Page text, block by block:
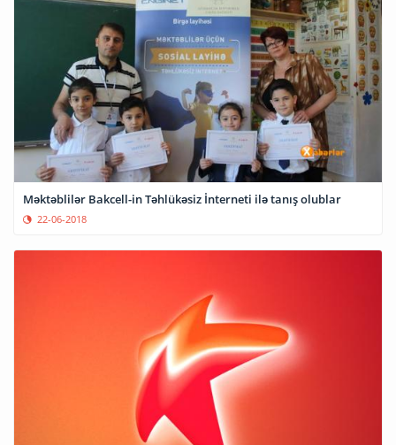
Məktəblilər Bakcell-in Təhlükəsiz İnterneti ilə tanış olublar
22-06-2018